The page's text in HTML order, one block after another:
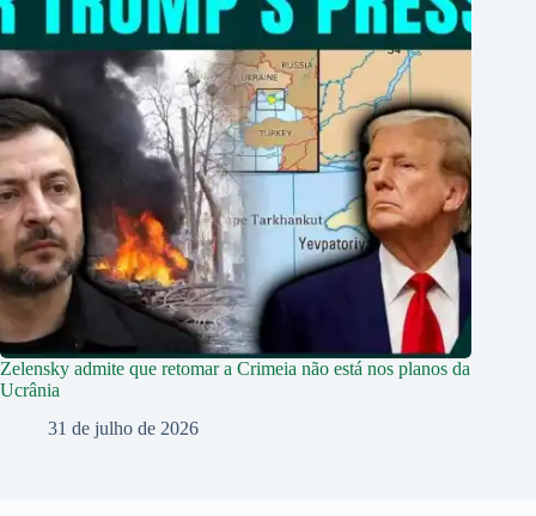
Zelensky admite que retomar a Crimeia não está nos planos da
Ucrânia
31 de julho de 2026